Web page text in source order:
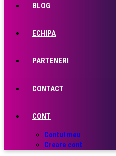
BLOG
ECHIPA
PARTENERI
CONTACT
CONT
Contul meu
Creare cont